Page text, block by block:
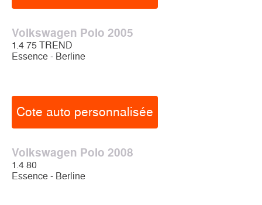
Volkswagen Polo 2005
1.4 75 TREND
Essence - Berline
Cote auto personnalisée
Volkswagen Polo 2008
1.4 80
Essence - Berline